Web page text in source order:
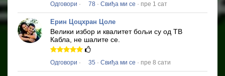
Одговори · 78 · Свиђа ми се · пре 1 сат
Ерин Цоцхран Цоле
Велики избор и квалитет бољи су од ТВ
Кабла, не шалите се.
Одговори · 35 · Свиђа ми се · пре 8 сати